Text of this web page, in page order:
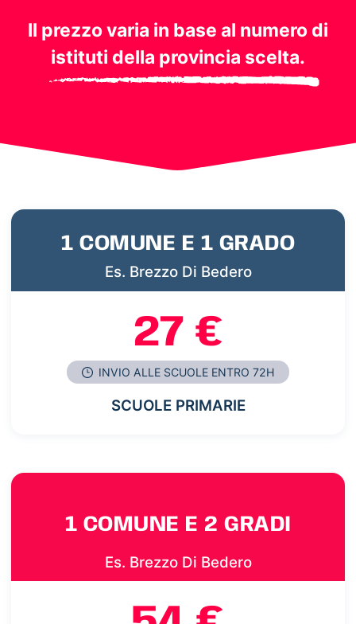
Il prezzo varia in base al numero di
istituti della provincia scelta.
1 COMUNE E 1 GRADO
Es. Brezzo Di Bedero
27 €
INVIO ALLE SCUOLE ENTRO 72H
SCUOLE PRIMARIE
1 COMUNE E 2 GRADI
Es. Brezzo Di Bedero